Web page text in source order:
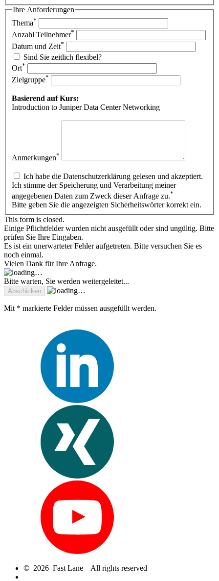
Ihre Anforderungen
Thema*
Anzahl Teilnehmer*
Datum und Zeit*
Sind Sie zeitlich flexibel?
Ort*
Zielgruppe*
Basierend auf Kurs:
Introduction to Juniper Data Center Networking
Anmerkungen*
Ich habe die Datenschutzerklärung gelesen und akzeptiert.
Ich stimme der Speicherung und Verarbeitung meiner
angegebenen Daten zum Zweck dieser Anfrage zu.*
Bitte geben Sie die angezeigten Sicherheitswörter korrekt ein.
This form is closed.
Einige Pflichtfelder wurden nicht ausgefüllt oder sind ungültig. Bitte
prüfen Sie Ihre Eingaben.
Es ist ein unerwarteter Fehler aufgetreten. Bitte versuchen Sie es
noch einmal.
Vielen Dank für Ihre Anfrage.
Bitte warten, Sie werden weitergeleitet...
Mit * markierte Felder müssen ausgefüllt werden.
© 2026 Fast Lane – All rights reserved